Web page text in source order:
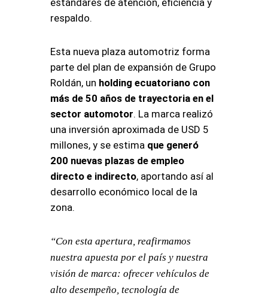
respaldo.
Esta nueva plaza automotriz forma
parte del plan de expansión de Grupo
Roldán, un holding ecuatoriano con
más de 50 años de trayectoria en el
sector automotor. La marca realizó
una inversión aproximada de USD 5
millones, y se estima que generó
200 nuevas plazas de empleo
directo e indirecto, aportando así al
desarrollo económico local de la
zona.
“Con esta apertura, reafirmamos
nuestra apuesta por el país y nuestra
visión de marca: ofrecer vehículos de
alto desempeño, tecnología de